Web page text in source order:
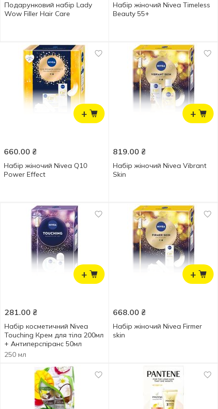
Подарунковий набір Lady
Wow Filler Hair Care
Набір жіночий Nivea Timeless
Beauty 55+
+
660.00 ₴
Набір жіночий Nivea Q10
Power Effect
+
819.00 ₴
Набір жіночий Nivea Vibrant
Skin
+
281.00 ₴
Набір косметичний Nivea
Touching Крем для тіла 200мл
+ Антиперспіранс 50мл
250 мл
+
668.00 ₴
Набір жіночий Nivea Firmer
skin